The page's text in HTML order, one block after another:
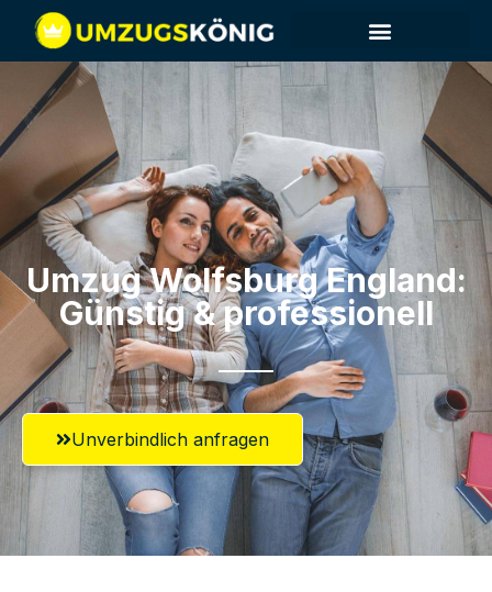
Umzug Wolfsburg​ England:
Günstig & professionell​
Unverbindlich anfragen